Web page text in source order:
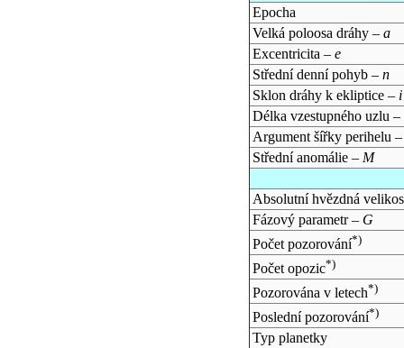
Epocha
Velká poloosa dráhy – a
Excentricita – e
Střední denní pohyb – n
Sklon dráhy k ekliptice – i
Délka vzestupného uzlu –
Argument šířky perihelu
Střední anomálie – M
Absolutní hvězdná
Fázový parametr – G
Počet pozorování*)
Počet opozic*)
Pozorována v letech*)
Poslední pozorování*)
Typ planetky